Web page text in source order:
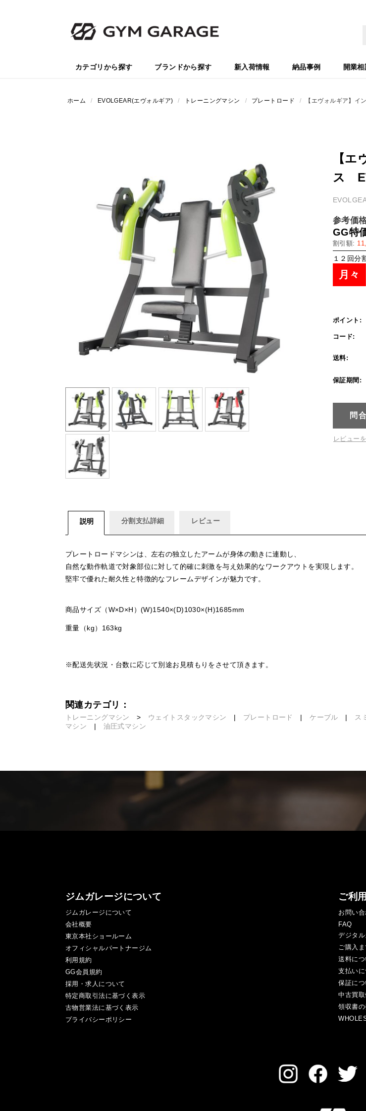
カテゴリから探す ブランドから探す 新入荷情報 納品事例 開業
ホーム / EVOLGEAR(エヴォルギア) / トレーニングマシン / プレートロード / 【エヴォルギア】
【
ス
参考価
GG特
割引額:
１２回分
月々
ポイント:
コード:
送料:
保証期間:
問
レビュー
説明 分割支払詳細 レビュー
プレートロードマシンは、左右の独立したアームが身体の動きに連動し、
自然な動作軌道で対象部位に対して的確に刺激を与え効果的なワークアウトを実現します。
堅牢で優れた耐久性と特徴的なフレームデザインが魅力です。
商品サイズ（W×D×H）(W)1540×(D)1030×(H)1685mm
重量（kg）163kg
※配送先状況・台数に応じて別途お見積もりをさせて頂きます。
関連カテゴリ：
トレーニングマシン > ウェイトスタックマシン | プレートロード |ケーブル | ス
マシン | 油圧式マシン
ジムガレージについて
ジムガレージについて
会社概要
東京本社ショールーム
オフィシャルパートナージム
利用規約
GG会員規約
採用・求人について
特定商取引法に基づく表示
古物営業法に基づく表示
プライバシーポリシー
ご利
お問い
FAQ
デジタ
ご購入
送料に
支払い
保証に
中古買
領収書